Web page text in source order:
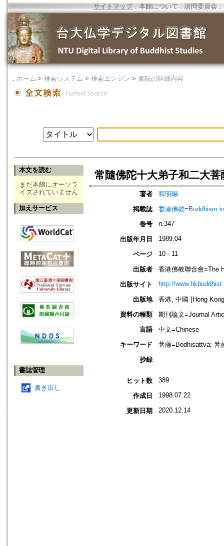
サイトマップ．本館について ． 諮問委員会 ．
． ホーム > 検索システム > 検索エンジン > 書誌の詳細内容
本文を読む
まだ本館にオーソラ
イズされていません
加えサービス
書誌管理
書き出し
常隨佛陀十大弟子和二大菩
著者
釋明暘
掲載誌
香港佛教=Buddhism
巻号
n.347
出版年月日 1989.04
ページ 10 - 11
出版者
香港佛教聯合會=The
出版サイト
http://
出版地
香港, 中國 [Hong
資料の種類
期刊論文=Journal
言語
中文=Chinese
キーワード
菩薩=Bodhisattva; 菩
抄録
ヒット数 389
作成日 1998.07.22
更新日期 2020.12.14